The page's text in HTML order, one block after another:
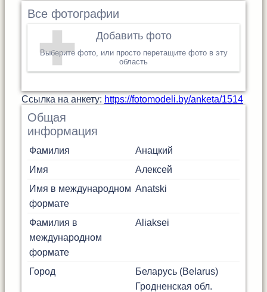
Все фотографии
Добавить фото
Выберите фото, или просто перетащите фото в эту
область
Cсылка на анкету: https://fotomodeli.by/anketa/1514
Общая
информация
Фамилия
Анацкий
Имя
Алексей
Имя в международном
формате
Anatski
Фамилия в
международном
формате
Aliaksei
Город
Беларусь (Belarus)
Гродненская обл.